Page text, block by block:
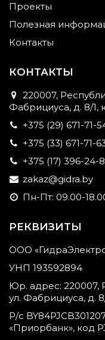
Проекты
Полезная
Контакты
КОНТАКТЫ
220007,
Фабрициуса, д. 8/1,
+375 (29) 671-71-
+375 (33) 671-71-
+375 (17) 396-24-
zakaz@gidra.by
Пн-Пт: 09.00-
РЕКВИЗИТЫ
ООО
УНП 193592894
Юр. адрес: 220007,
ул. Фабрициуса, д. 8/
Р/с
«Приорбанк», код